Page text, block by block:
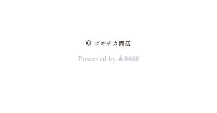
© ゴヰチカ商店
Powered by